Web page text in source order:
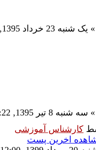
» یک شنبه 23 خرداد 1395, 8:33 am
» سه شنبه 8 تیر 1395, 4:22 am
کارشناس آموزشی
اخرین پست